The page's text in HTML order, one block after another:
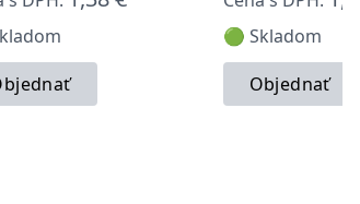
🟢 Skladom
Objednať